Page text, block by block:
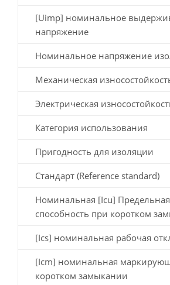
[Uimp] номинальное
напряжение
Номинальное напряжение
Механическая
Электрическая
Категория использования
Пригодность для изоляции
Стандарт (Reference standard)
Номинальная [Icu]
способность при коротком
[Ics] номинальная рабочая
[Icm] номинальная
коротком замыкании